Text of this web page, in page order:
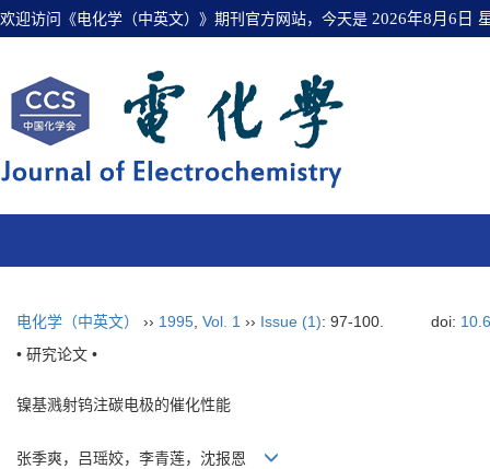
欢迎访问《电化学（中英文）》期刊官方网站，今天是 2026年8月6日
电化学（中英文） ›› 1995 Vol. 1 ›› Issue (1): 97-100. doi:
• 研究论文 •
镍基溅射钨注碳电极的催化性能
张季爽，吕瑶姣，李青莲，沈报恩